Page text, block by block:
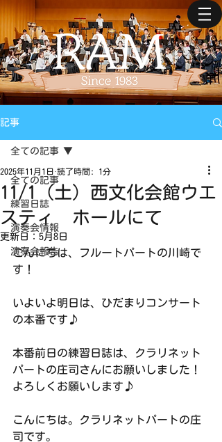
記事
全ての記事
練習日誌
演奏会情報
演奏会報告
全ての記事
11/1（土）西文化会館ウエ
スティ ホールにて
2025年11月1日 読了時間: 1分
更新日： 5月8日
こんにちは、フルートパートの川崎で
す！
いよいよ明日は、ひだまりコンサート
の本番です♪
本番前日の練習日誌は、クラリネット
パートの庄司さんにお願いしました！
よろしくお願いします♪
こんにちは。クラリネットパートの庄
司です。